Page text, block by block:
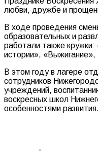
любви, дружбе и
В ходе проведения
образовательных и
работали также
истории»,
В этом году в лагере
сотрудников
учреждений,
воскресных школ
особенностями развития.